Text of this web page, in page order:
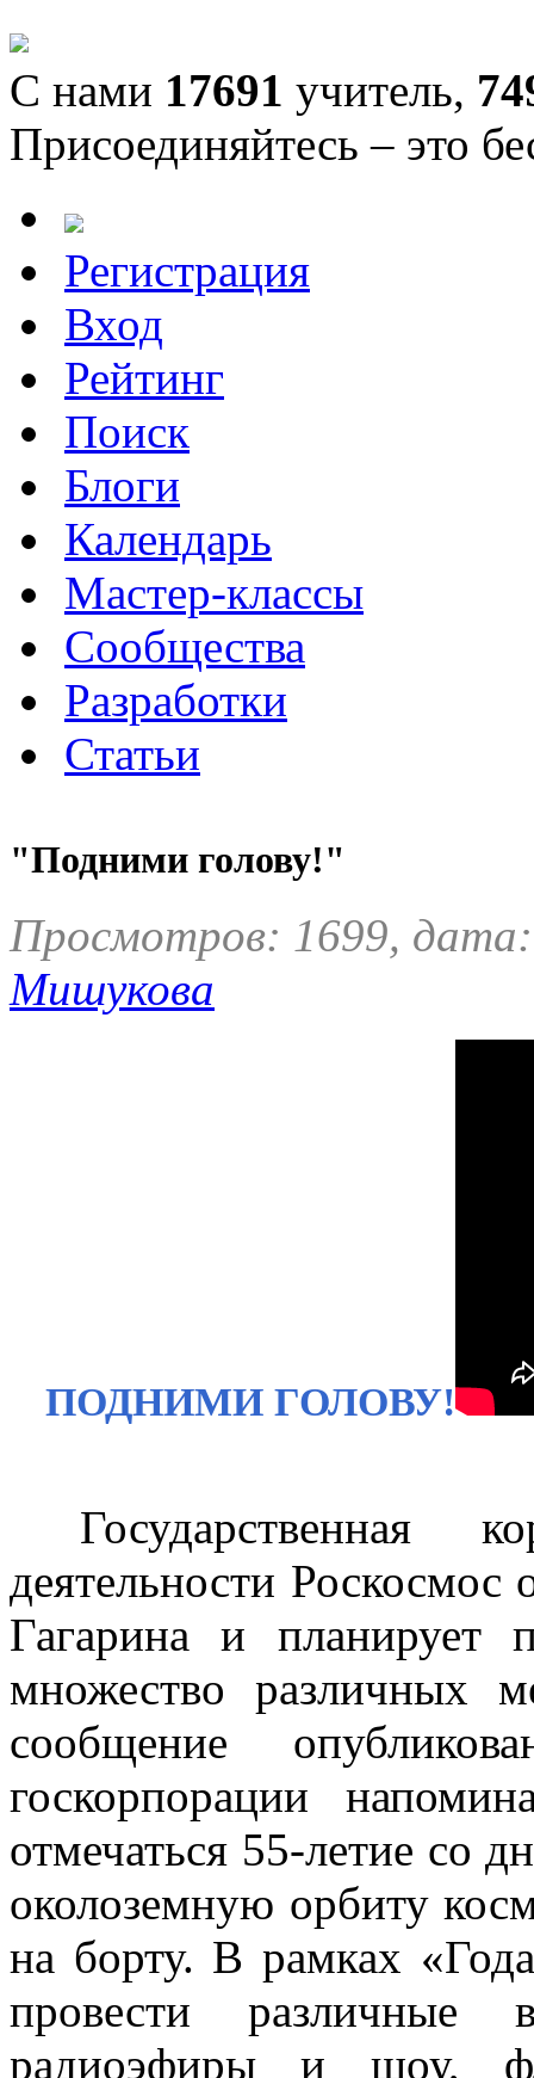
С нами 17691 учитель,
Присоединяйтесь – это
Регистрация
Вход
Рейтинг
Поиск
Блоги
Календарь
Мастер-классы
Сообщества
Разработки
Статьи
"Подними голову!"
Просмотров: 1699,
Мишукова
ПОДНИМИ ГОЛОВУ!
Государственная
деятельности
Гагарина и планирует
множество различных
сообщение
госкорпорации
отмечаться 55-летие со
околоземную орбиту
на борту. В рамках
провести различные
радиоэфиры и шоу,